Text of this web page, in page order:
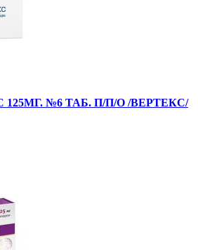
№6 ТАБ. П/П/О /ВЕРТЕКС/